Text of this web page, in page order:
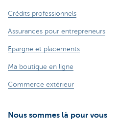
Crédits professionnels
Assurances pour entrepreneurs
Epargne et placements
Ma boutique en ligne
Commerce extérieur
Nous sommes là pour vous